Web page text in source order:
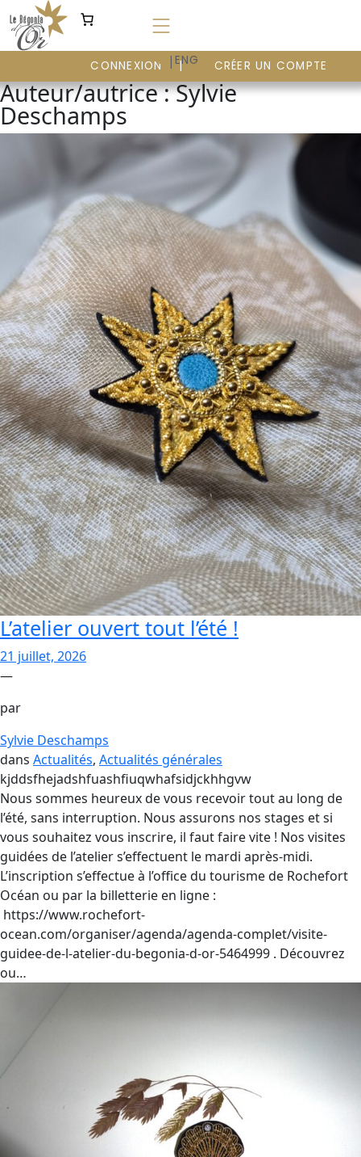
au
contenu
FR | ENG
CONNEXION CRÉER UN COMPTE
Auteur/autrice :Sylvie
Deschamps
L’atelier ouvert tout l’été !
21 juillet, 2026
—
par
Sylvie Deschamps
dans Actualités, Actualités générales
kjddsfhejadshfuashfiuqwhafsidjckhhgvw
Nous sommes heureux de vous recevoir tout au long de
l’été, sans interruption. Nous assurons nos stages et si
vous souhaitez vous inscrire, il faut faire vite ! Nos visites
guidées de l’atelier s’effectuent le mardi après-midi.
L’inscription s’effectue à l’office du tourisme de Rochefort
Océan ou par la billetterie en ligne :
https://www.rochefort-
ocean.com/organiser/agenda/agenda-complet/visite-
guidee-de-l-atelier-du-begonia-d-or-5464999 . Découvrez
ou…